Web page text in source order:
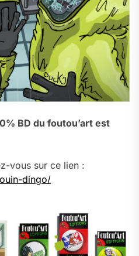
BD du foutou’art est
vous sur ce lien :
dingo/